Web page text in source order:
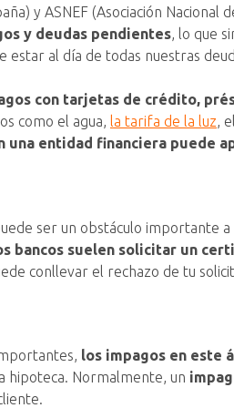
y ASNEF (Asociación
y deudas pendientes, lo que
al día de todas nuestras
con tarjetas de crédito,
como el agua, la tarifa de la luz,
una entidad financiera puede
ser un obstáculo importante
bancos suelen solicitar un
conllevar el rechazo de tu
los impagos en este
hipoteca. Normalmente, un